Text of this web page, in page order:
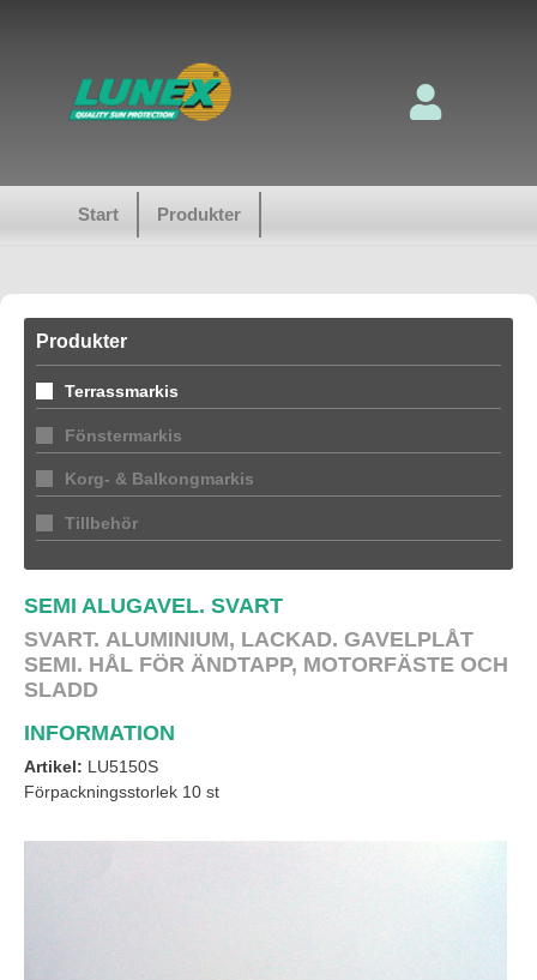
Start Produkter
Produkter
Terrassmarkis
Fönstermarkis
Korg- & Balkongmarkis
Tillbehör
SEMI ALUGAVEL. SVART
SVART. ALUMINIUM, LACKAD. GAVELPLÅT
SEMI. HÅL FÖR ÄNDTAPP, MOTORFÄSTE OCH
SLADD
INFORMATION
Artikel: LU5150S
Förpackningsstorlek 10 st